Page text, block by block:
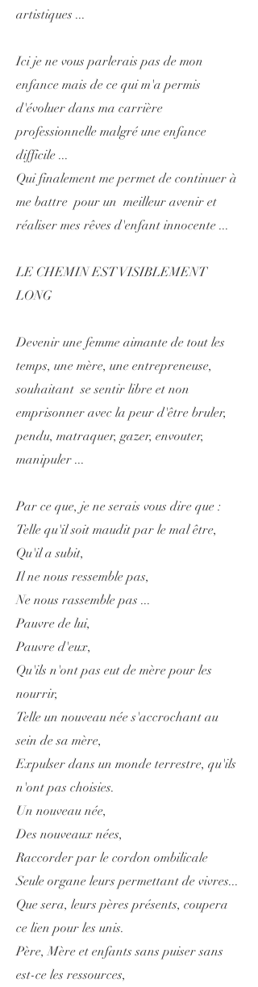
artistiques ...
Ici je ne vous parlerais pas de mon
enfance mais de ce qui m'a permis
d'évoluer dans ma carrière
professionnelle malgré une enfance
difficile ...
Qui finalement me permet de continuer à
me battre pour un meilleur avenir et
réaliser mes rêves d'enfant innocente ...
LE CHEMIN EST VISIBLEMENT
LONG
Devenir une femme aimante de tout les
temps, une mère, une entrepreneuse,
souhaitant se sentir libre et non
emprisonner avec la peur d'être bruler,
pendu, matraquer, gazer, envouter,
manipuler ...
Par ce que, je ne serais vous dire que :
Telle qu'il soit maudit par le mal être,
Qu'il a subit,
Il ne nous ressemble pas,
Ne nous rassemble pas ...
Pauvre de lui,
Pauvre d'eux,
Qu'ils n'ont pas eut de mère pour les
nourrir,
Telle un nouveau née s'accrochant au
sein de sa mère,
Expulser dans un monde terrestre, qu'ils
n'ont pas choisies.
Un nouveau née,
Des nouveaux nées,
Raccorder par le cordon ombilicale
Seule organe leurs permettant de vivres...
Que sera, leurs pères présents, coupera
ce lien pour les unis.
Père, Mère et enfants sans puiser sans
est-ce les ressources,